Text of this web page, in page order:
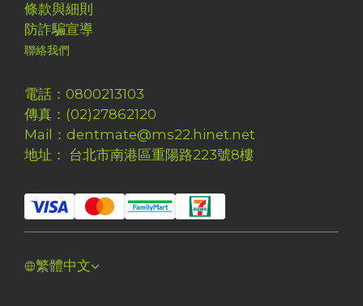
條款與細則
防詐騙宣導
聯絡我們
電話：0800213103
傳真：(02)27862120
Mail：dentmate@ms22.hinet.net
地址： 台北市南港區重陽路223號8樓
繁體中文